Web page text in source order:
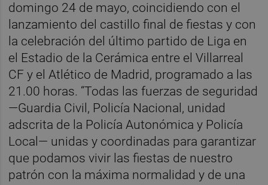
domingo 24 de mayo, coincidiendo con el
lanzamiento del castillo final de fiestas y con
la celebración del último partido de Liga en
el Estadio de la Cerámica entre el Villarreal
CF y el Atlético de Madrid, programado a las
21.00 horas. “Todas las fuerzas de seguridad
—Guardia Civil, Policía Nacional, unidad
adscrita de la Policía Autonómica y Policía
Local— unidas y coordinadas para garantizar
que podamos vivir las fiestas de nuestro
patrón con la máxima normalidad y de una